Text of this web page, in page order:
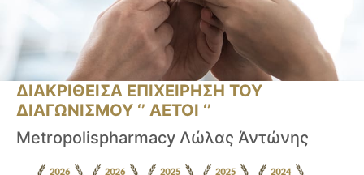
ΔΙΑΚΡΙΘΕΙΣΑ ΕΠΙΧΕΙΡΗΣΗ ΤΟΥ
ΔΙΑΓΩΝΙΣΜΟΥ ‘’ ΑΕΤΟΙ ‘’
Metropolispharmacy Λώλας Άντώνης